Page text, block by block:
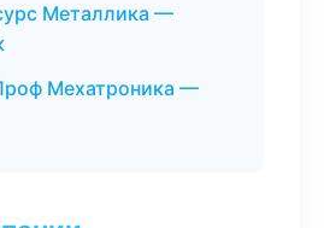
Металлика —
Мехатроника —